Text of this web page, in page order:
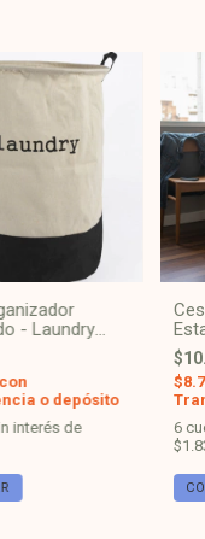
- Laundry
con
o depósito
interés de
6